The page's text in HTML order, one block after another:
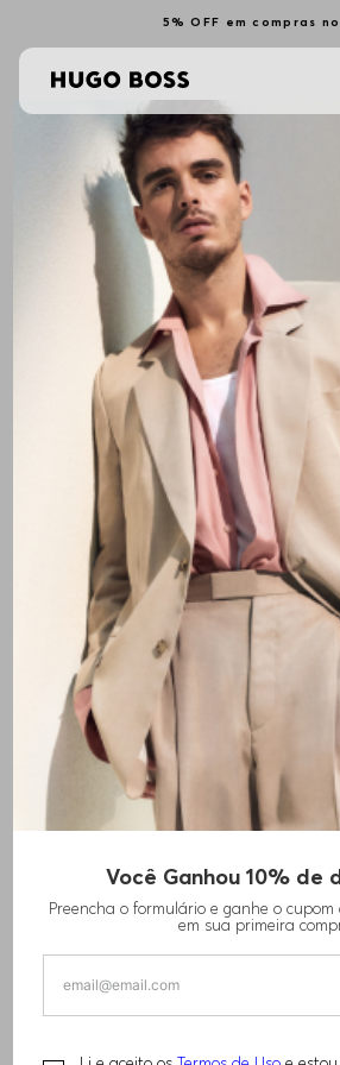
5% OFF em compras
Você Ganhou 10% de
Preencha o formulário e ganhe o cupom
em sua primeira
POLO DE AJUSTE SLIM EM
COM LOGO TONAL
R$ 920,00